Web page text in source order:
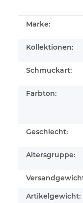
Wert
Marke:
Kollektionen:
Schmuckart:
Farbton:
Geschlecht:
Altersgruppe:
Artikelgewicht: